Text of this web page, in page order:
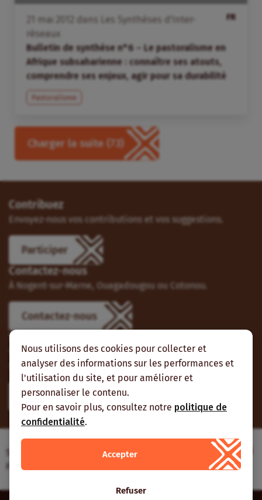
Nous utilisons des cookies pour collecter et
analyser des informations sur les performances et
l'utilisation du site, et pour améliorer et
personnaliser le contenu.
Pour en savoir plus, consultez notre politique de
confidentialité.
Accepter
Refuser
FR
mai dans
Les Synthèses d'Inter-
réseaux
Bulletin de synthèse n°6 – Le pastoralisme en
Afrique subsaharienne : connaître ses atouts,
comprendre ses enjeux, agir pour sa durabilité
Pastoralisme
Charger la suite (73)
Contribuez
Envoyez-nous vos contributions et vos suggestions.
Participer
Contactez-nous
À Nogent-sur-Marne, Ouagadougou ou Cotonou.
Contactez-nous
Suivez-nous
Vous pouvez aussi vous abonner à nos flux RSS et nous
suivre sur les réseaux sociaux.
Site web réalisé avec le soutien de l’Agence
Française de Développement